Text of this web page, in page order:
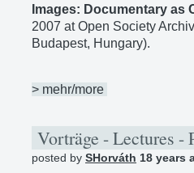
Images: Documentary as
2007 at Open Society
Budapest, Hungary).
> mehr/more
Vorträge - Lectures -
posted by SHorváth 18 years